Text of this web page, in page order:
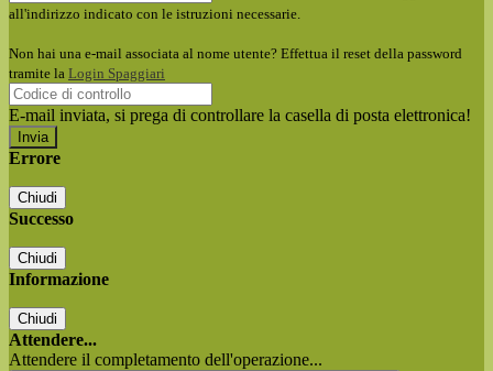
all'indirizzo indicato con le istruzioni necessarie.
Non hai una e-mail associata al nome utente? Effettua il reset della password
tramite la Login Spaggiari
E-mail inviata, si prega di controllare la casella di posta elettronica!
Errore
Chiudi
Successo
Chiudi
Informazione
Chiudi
Attendere...
Attendere il completamento dell'operazione...